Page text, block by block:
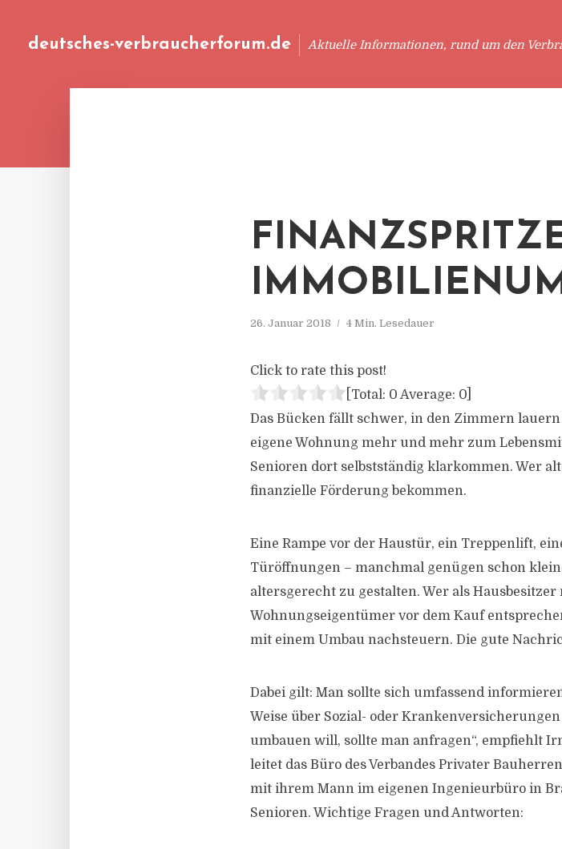
deutsches-verbraucherforum.de Aktuelle Informationen, rund um den
26. Januar 2018 4 Min. Lesedauer
Click to rate this post!
[Total: 0 Average: 0
Das Bücken fällt schwer, in den Zimmern
eigene Wohnung mehr und mehr zum
Senioren dort selbstständig klarkommen. Wer
finanzielle Förderung bekommen.
Eine Rampe vor der Haustür, ein Treppenlift,
Türöffnungen – manchmal genügen schon
altersgerecht zu gestalten. Wer als
Wohnungseigentümer vor dem Kauf
mit einem Umbau nachsteuern. Die gute
Dabei gilt: Man sollte sich umfassend
Weise über Sozial- oder
umbauen will, sollte man anfragen“, empfiehlt
leitet das Büro des Verbandes Privater
mit ihrem Mann im eigenen Ingenieurbüro in
Senioren. Wichtige Fragen und Antworten: